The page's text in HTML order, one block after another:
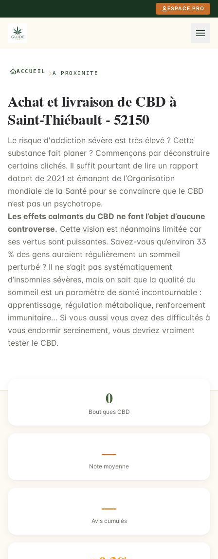
ESPACE PRO
ACCUEIL À PROXIMITÉ
Achat et livraison de CBD à
Saint-Thiébault - 52150
Le risque d'addiction sévère est très élevé ? Cette
substance fait planer ? Commençons par déconstruire
certains clichés. Il suffit pourtant de lire un rapport
datant de 2021 et émanant de l’Organisation
mondiale de la Santé pour se convaincre que le CBD
n’est pas un psychotrope.
Les effets calmants du CBD ne font l’objet d’aucune
controverse. Cette vision est néanmoins limitée car
ses vertus sont puissantes. Savez-vous qu’environ 33
% des gens auraient régulièrement un sommeil
perturbé ? Il ne s’agit pas systématiquement
d’insomnies sévères, mais on sait que la qualité du
sommeil est un paramètre de santé incontournable :
apprentissage, régulation métabolique, renforcement
immunitaire… Si vous aussi vous avez des difficultés à
vous endormir sereinement, vous devriez vraiment
tester le CBD.
0
Boutiques CBD
—
Note moyenne
—
Avis cumulés